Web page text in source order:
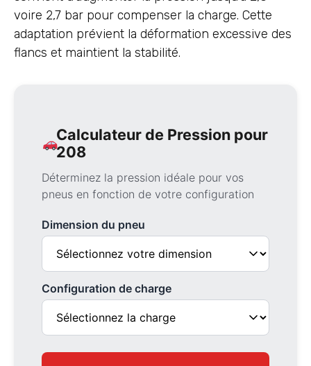
voire 2,7 bar pour compenser la charge. Cette
adaptation prévient la déformation excessive des
flancs et maintient la stabilité.
Calculateur de Pression pour
208
Déterminez la pression idéale pour vos
pneus en fonction de votre configuration
Dimension du pneu
Configuration de charge